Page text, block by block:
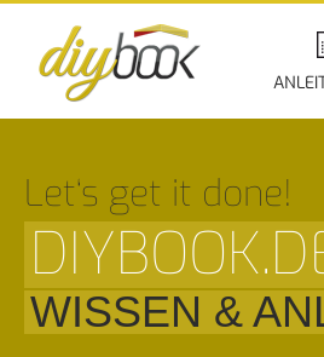
Let‘s get it done!
WISSEN &